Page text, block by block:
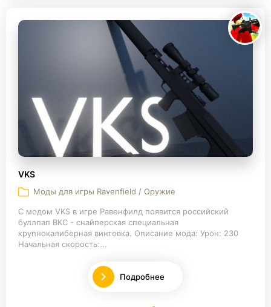
VKS
Моды для игры Ravenfield / Оружие
С модом VKS в игре Равенфилд появится российский
буллпап ВКС - снайперская специальная
крупнокалиберная винтовка. Описание мода: Урон: 230
Начальная скорость:...
Подробнее